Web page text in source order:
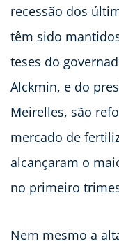
recessão dos
têm sido
teses do
Alckmin, e do
Meirelles, são
mercado de
alcançaram o
no primeiro
Nem mesmo a